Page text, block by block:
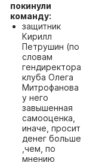
покинули
команду:
защитник
Кирилл
Петрушин (по
словам
гендиректора
клуба Олега
Митрофанова
у него
завышенная
самооценка,
иначе, просит
денег больше
,чем, по
мнению